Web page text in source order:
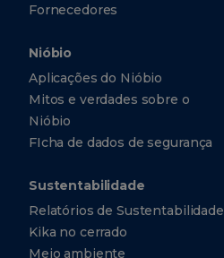
Fornecedores
Nióbio
Aplicações do Nióbio
Mitos e verdades sobre o
Nióbio
FIcha de dados de segurança
Sustentabilidade
Relatórios de Sustentabilidade
Kika no cerrado
Meio ambiente